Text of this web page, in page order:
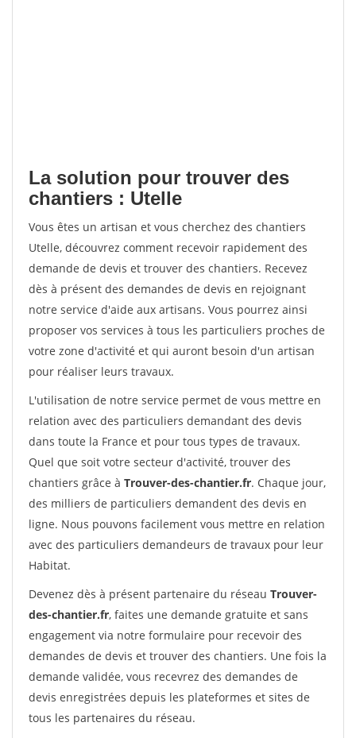
La solution pour trouver des
chantiers : Utelle
Vous êtes un artisan et vous cherchez des chantiers
Utelle, découvrez comment recevoir rapidement des
demande de devis et trouver des chantiers. Recevez
dès à présent des demandes de devis en rejoignant
notre service d'aide aux artisans. Vous pourrez ainsi
proposer vos services à tous les particuliers proches de
votre zone d'activité et qui auront besoin d'un artisan
pour réaliser leurs travaux.
L'utilisation de notre service permet de vous mettre en
relation avec des particuliers demandant des devis
dans toute la France et pour tous types de travaux.
Quel que soit votre secteur d'activité, trouver des
chantiers grâce à Trouver-des-chantier.fr. Chaque jour,
des milliers de particuliers demandent des devis en
ligne. Nous pouvons facilement vous mettre en relation
avec des particuliers demandeurs de travaux pour leur
Habitat.
Devenez dès à présent partenaire du réseau Trouver-
des-chantier.fr, faites une demande gratuite et sans
engagement via notre formulaire pour recevoir des
demandes de devis et trouver des chantiers. Une fois la
demande validée, vous recevrez des demandes de
devis enregistrées depuis les plateformes et sites de
tous les partenaires du réseau.